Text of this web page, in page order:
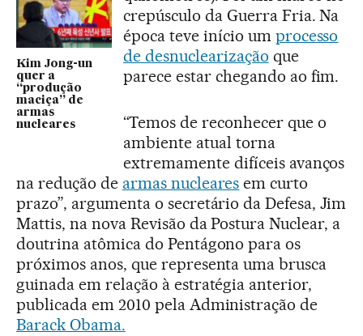
Kim Jong-un
quer a
“produção
maciça” de
armas
nucleares
crepúsculo da Guerra Fria. Na
época teve início um processo
de desnuclearização que
parece estar chegando ao fim.
“Temos de reconhecer que o
ambiente atual torna
extremamente difíceis avanços
na redução de armas nucleares em curto
prazo”, argumenta o secretário da Defesa, Jim
Mattis, na nova Revisão da Postura Nuclear, a
doutrina atômica do Pentágono para os
próximos anos, que representa uma brusca
guinada em relação à estratégia anterior,
publicada em 2010 pela Administração de
Barack Obama.